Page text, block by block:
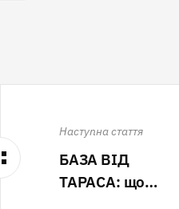
Наступна стаття
БАЗА ВІД
ТАРАСА: що…